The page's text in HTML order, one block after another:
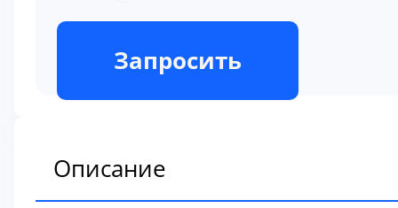
В наличии
Запросить
Описание